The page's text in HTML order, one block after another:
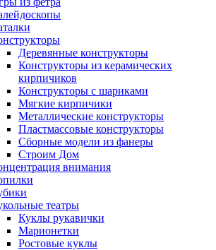
Деревянные конструкторы
Конструкторы из керамических
кирпичиков
Конструкторы с шариками
Мягкие кирпичики
Металлические конструкторы
Пластмассовые конструкторы
Сборные модели из фанеры
Строим Дом
внимания
театры
Куклы рукавички
Марионетки
Ростовые куклы